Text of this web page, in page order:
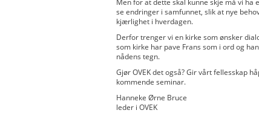
Men for at dette skal kunne skje må vi
se endringer i samfunnet, slik at nye
kjærlighet i hverdagen.
Derfor trenger vi en kirke som ønsker
som kirke har pave Frans som i ord og
nådens tegn.
Gjør OVEK det også? Gir vårt fellesskap
kommende seminar.
Hanneke Ørne Bruce
leder i OVEK